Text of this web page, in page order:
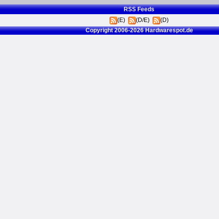
RSS Feeds
(E)
(D/E)
(D)
Copyright 2006-2026 Hardwarespot.de